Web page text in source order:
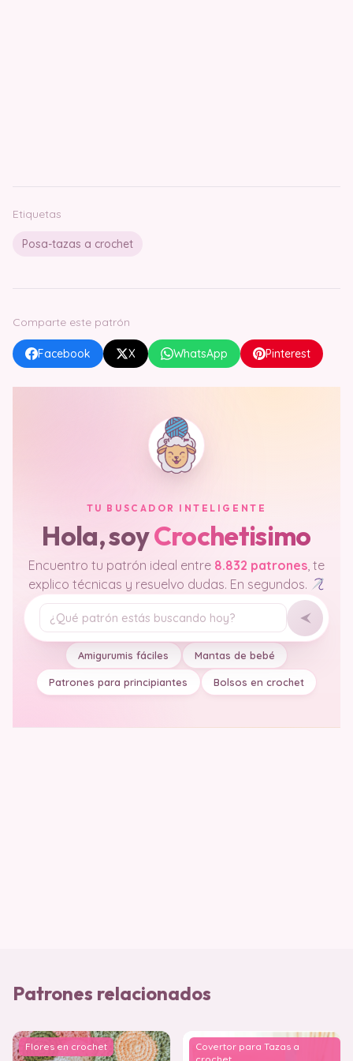
Etiquetas
Posa-tazas a crochet
Comparte este patrón
Facebook X WhatsApp Pinterest
TU BUSCADOR INTELIGENTE
Hola, soyCrochetisimo
Encuentro tu patrón ideal entre 8.832 patrones, te
explico técnicas y resuelvo dudas. En segundos.
Tu pregunta
Amigurumis fáciles Mantas de bebé
Patrones para principiantes Bolsos en crochet
Patrones relacionados
Flores en crochet
Covertor para Tazas a